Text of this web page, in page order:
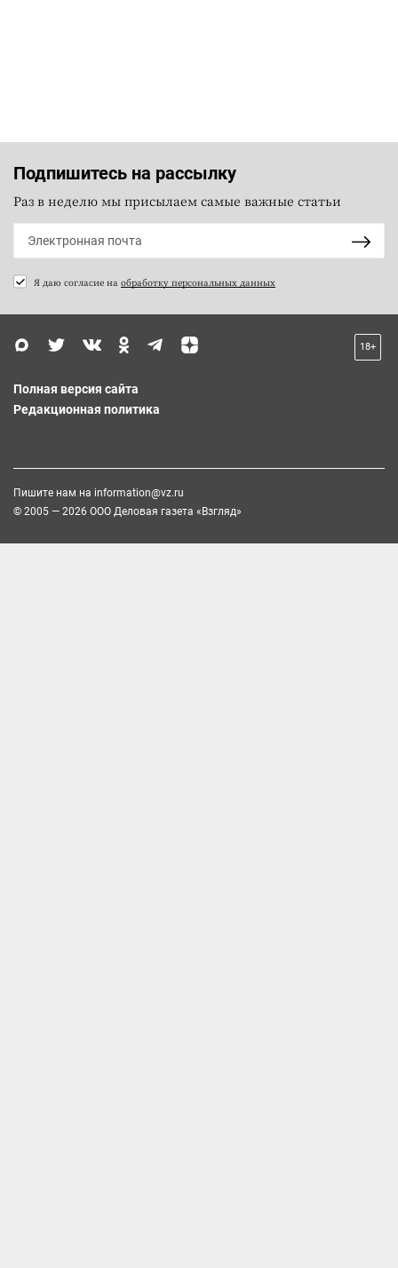
Подпишитесь на рассылку
Раз в неделю мы присылаем самые важные статьи
Я даю согласие на обработку персональных данных
18+
Полная версия сайта
Редакционная политика
Пишите нам на information@vz.ru
© 2005 — 2026 ООО Деловая газета «Взгляд»